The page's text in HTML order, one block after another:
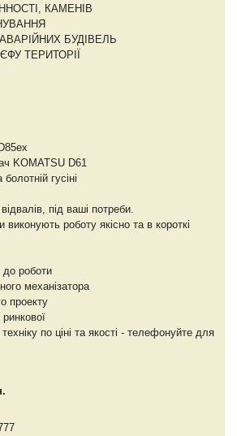
КАМЕНІВ
БУДІВЕЛЬ
ТЕРИТОРІЇ
KOMATSU D61
гусіні
під ваші потреби.
виконують роботу якісно та в короткі
до роботи
механізатора
проекту
по ціні та якості - телефонуйте для